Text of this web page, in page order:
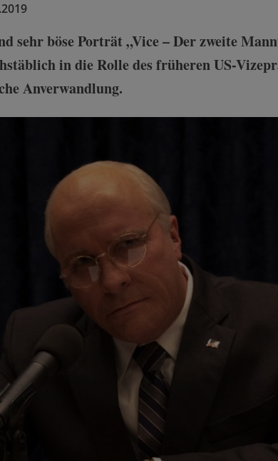
sehr böse Porträt „Vice – Der zweite
in die Rolle des früheren US-
Anverwandlung.